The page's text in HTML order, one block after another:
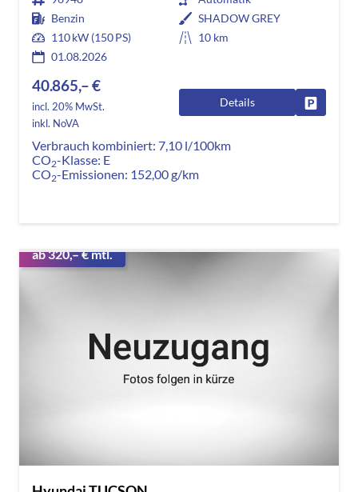
Benzin
SHADOW GREY
110 kW (150 PS)
10 km
01.08.2026
40.865,– €
incl. 20% MwSt.
inkl. NoVA
Details
Verbrauch kombiniert: 7,10 l/100km
CO2-Klasse: E
CO2-Emissionen: 152,00 g/km
ab 320,– € mtl.